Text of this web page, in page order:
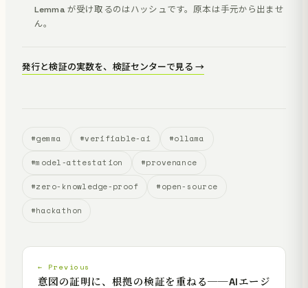
Lemma が受け取るのはハッシュです。原本は手元から出ませ
ん。
発行と検証の実数を、検証センターで見る →
#gemma #verifiable-ai #ollama
#model-attestation #provenance
#zero-knowledge-proof #open-source
#hackathon
← Previous
意図の証明に、根拠の検証を重ねる──AIエージ